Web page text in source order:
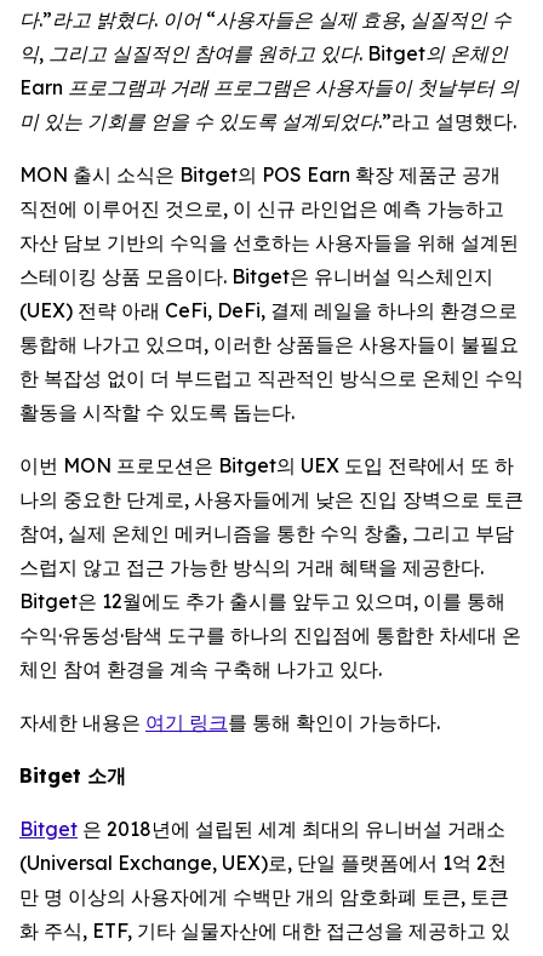
다.”라고 밝혔다. 이어 “사용자들은 실제 효용, 실질적인 수
익, 그리고 실질적인 참여를 원하고 있다. Bitget의 온체인
Earn 프로그램과 거래 프로그램은 사용자들이 첫날부터 의
미 있는 기회를 얻을 수 있도록 설계되었다.”라고 설명했다.
MON 출시 소식은 Bitget의 POS Earn 확장 제품군 공개
직전에 이루어진 것으로, 이 신규 라인업은 예측 가능하고
자산 담보 기반의 수익을 선호하는 사용자들을 위해 설계된
스테이킹 상품 모음이다. Bitget은 유니버설 익스체인지
(UEX) 전략 아래 CeFi, DeFi, 결제 레일을 하나의 환경으로
통합해 나가고 있으며, 이러한 상품들은 사용자들이 불필요
한 복잡성 없이 더 부드럽고 직관적인 방식으로 온체인 수익
활동을 시작할 수 있도록 돕는다.
이번 MON 프로모션은 Bitget의 UEX 도입 전략에서 또 하
나의 중요한 단계로, 사용자들에게 낮은 진입 장벽으로 토큰
참여, 실제 온체인 메커니즘을 통한 수익 창출, 그리고 부담
스럽지 않고 접근 가능한 방식의 거래 혜택을 제공한다.
Bitget은 12월에도 추가 출시를 앞두고 있으며, 이를 통해
수익·유동성·탐색 도구를 하나의 진입점에 통합한 차세대 온
체인 참여 환경을 계속 구축해 나가고 있다.
자세한 내용은 여기 링크를 통해 확인이 가능하다.
Bitget 소개
Bitget 은 2018년에 설립된 세계 최대의 유니버설 거래소
(Universal Exchange, UEX)로, 단일 플랫폼에서 1억 2천
만 명 이상의 사용자에게 수백만 개의 암호화폐 토큰, 토큰
화 주식, ETF, 기타 실물자산에 대한 접근성을 제공하고 있